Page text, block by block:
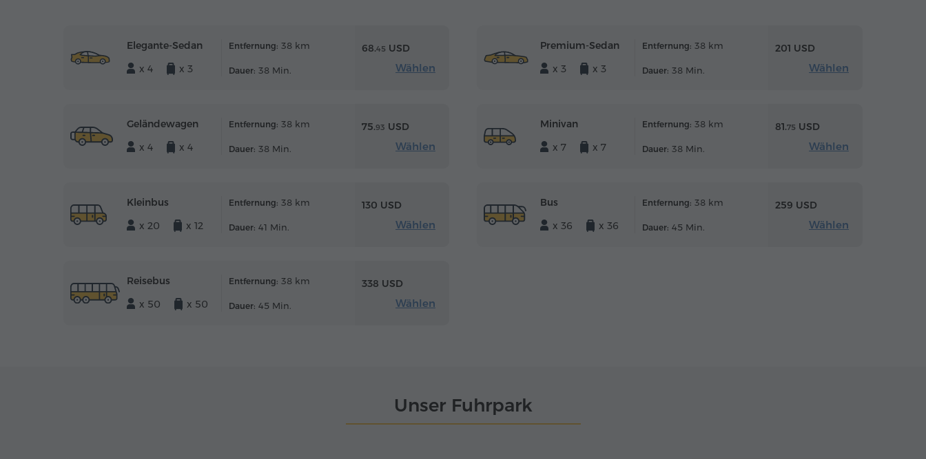
Elegante-Sedan
x 4
x 3
Entfernung: 38 km
Dauer: 38 Min.
68.45 USD
Wählen
Premium-Sedan
x 3
x 3
Entfernung: 38 km
Dauer: 38 Min.
201 USD
Wählen
Geländewagen
x 4
x 4
Entfernung: 38 km
Dauer: 38 Min.
75.93 USD
Wählen
Minivan
x 7
x 7
Entfernung: 38 km
Dauer: 38 Min.
81.75 USD
Wählen
Kleinbus
x 20
x 12
Entfernung: 38 km
Dauer: 41 Min.
130 USD
Wählen
Bus
x 36
x 36
Entfernung: 38 km
Dauer: 45 Min.
259 USD
Wählen
Reisebus
x 50
x 50
Entfernung: 38 km
Dauer: 45 Min.
338 USD
Wählen
Unser Fuhrpark